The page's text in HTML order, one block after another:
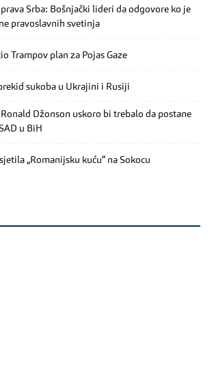
Srba: Bošnjački lideri da odgovore ko je
pravoslavnih svetinja
Trampov plan za Pojas Gaze
sukoba u Ukrajini i Rusiji
Džonson uskoro bi trebalo da postane
u BiH
„Romanijsku kuću“ na Sokocu